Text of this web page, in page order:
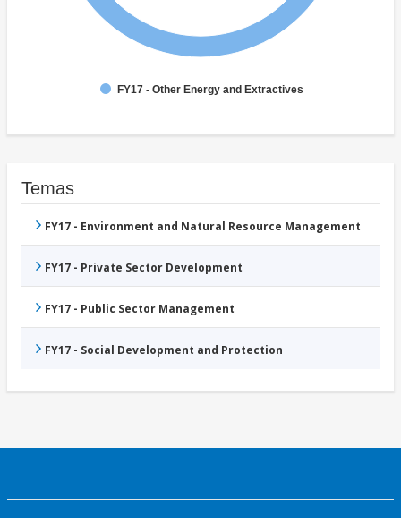
FY17 - Other Energy and Extractives
Temas
FY17 - Environment and Natural Resource Management
FY17 - Private Sector Development
FY17 - Public Sector Management
FY17 - Social Development and Protection